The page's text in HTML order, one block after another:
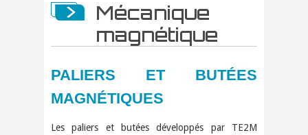
Mécanique
magnétique
PALIERS ET BUTÉES
MAGNÉTIQUES
Les paliers et butées développés par TE2M